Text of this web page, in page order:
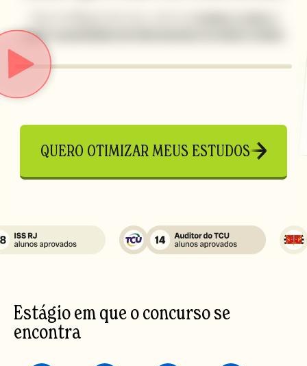
maior quantidade de informações no menor tempo
QUERO OTIMIZAR MEUS ESTUDOS
Estágio em que o concurso se
encontra